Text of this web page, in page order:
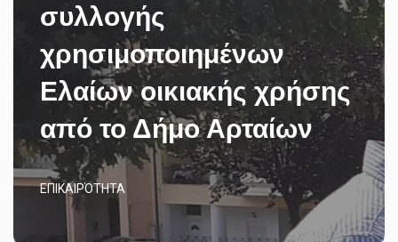
συλλογής
χρησιμοποιημένων
Ελαίων οικιακής χρήσης
από το Δήμο Αρταίων
ΕΠΙΚΑΙΡΌΤΗΤΑ